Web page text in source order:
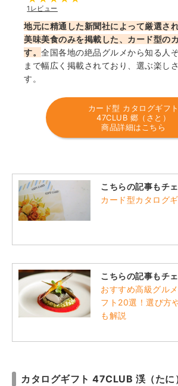
1レビュー
地元に精通した新聞社によって厳選さ
美味美食のみを掲載した、カード型の
す。全国各地の絶品グルメから知る人
まで幅広く掲載されており、選ぶ楽し
す。
カード型 カタログギフト
47CLUB 郷（さと）
商品詳細はこちら
こちらの記事もチ
カード型カタログ
こちらの記事もチ
おすすめ高級グル
フト20選！選び方
も解説
カタログギフト 47CLUB 渓（たに